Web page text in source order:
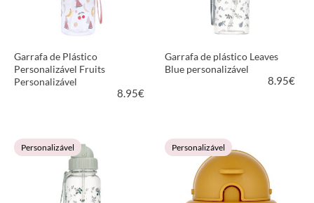
Garrafa de Plástico
Personalizável Fruits
Personalizável
8.95€
VER PRODUTO
Garrafa de plástico Leaves
Blue personalizável
8.95€
VER PRODUTO
Personalizável Personalizável